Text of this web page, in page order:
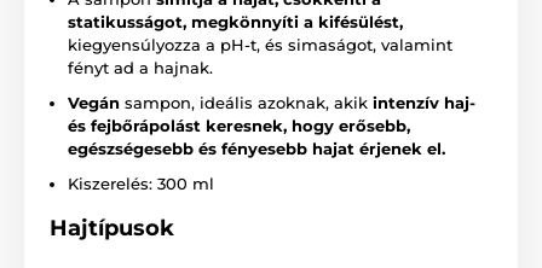
statikusságot, megkönnyíti a kifésülést,
kiegyensúlyozza a pH-t, és simaságot, valamint
fényt ad a hajnak.
Vegán sampon, ideális azoknak, akik intenzív haj-
és fejbőrápolást keresnek, hogy erősebb,
egészségesebb és fényesebb hajat érjenek el.
Kiszerelés: 300 ml
Hajtípusok